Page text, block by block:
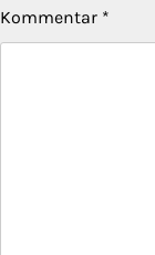
Kommentar *